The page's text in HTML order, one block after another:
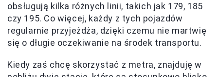
obsługują kilka różnych linii, takich jak 179, 185
czy 195. Co więcej, każdy z tych pojazdów
regularnie przyjeżdża, dzięki czemu nie martwię
się o długie oczekiwanie na środek transportu.
Kiedy zaś chcę skorzystać z metra, znajduję w